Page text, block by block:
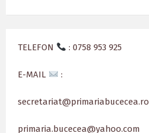
TELEFON : 0758 953 925
E-MAIL :
secretariat@primariabucecea.ro
primaria.bucecea@yahoo.com